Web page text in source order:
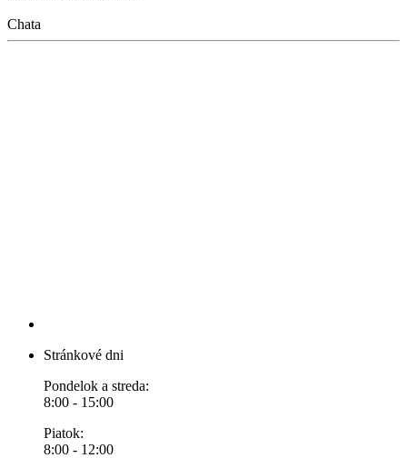
Chata
Stránkové dni
Pondelok a streda:
8:00 - 15:00
Piatok:
8:00 - 12:00